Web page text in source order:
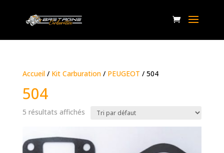
Accueil/ Kit Carburation/ PEUGEOT / 504
504
5 résultats affichés